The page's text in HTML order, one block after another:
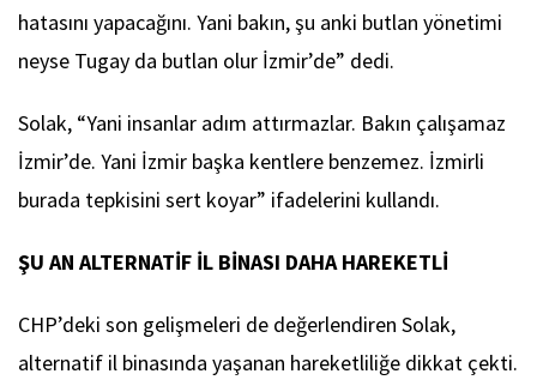
hatasını yapacağını. Yani bakın, şu anki butlan yönetimi
neyse Tugay da butlan olur İzmir’de” dedi.
Solak, “Yani insanlar adım attırmazlar. Bakın çalışamaz
İzmir’de. Yani İzmir başka kentlere benzemez. İzmirli
burada tepkisini sert koyar” ifadelerini kullandı.
ŞU AN ALTERNATİF İL BİNASI DAHA HAREKETLİ
CHP’deki son gelişmeleri de değerlendiren Solak,
alternatif il binasında yaşanan hareketliliğe dikkat çekti.